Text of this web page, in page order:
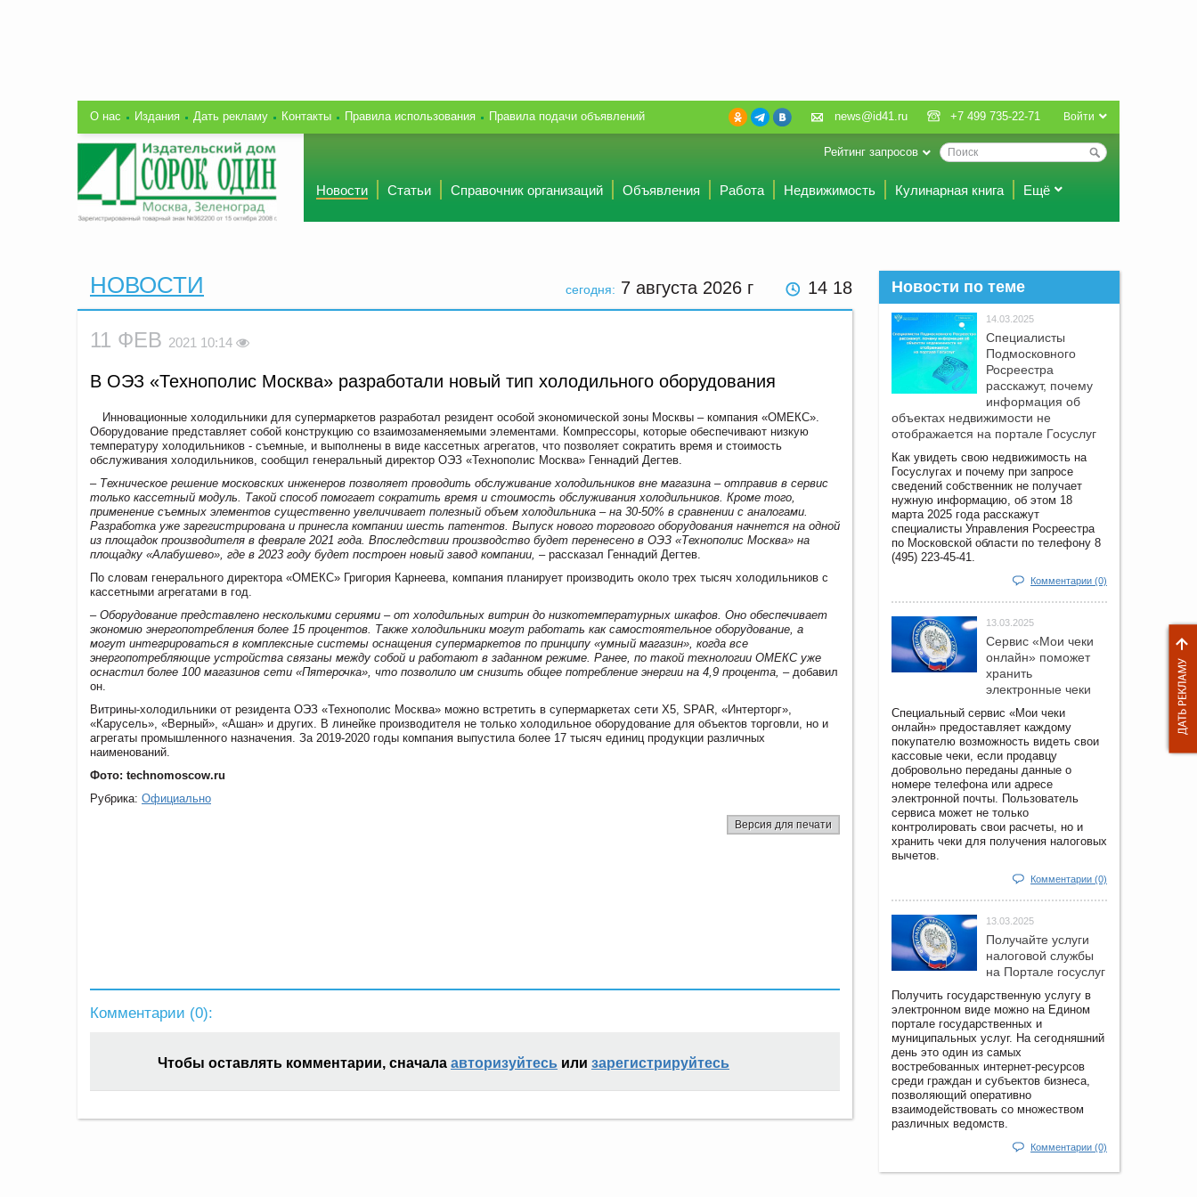
О нас Издания Дать рекламу Контакты Правила использования Правила подачи объявлений Войти
news@id41.ru +7 499 735-22-71
Рейтинг запросов
Новости Статьи Справочник организаций Объявления Работа Недвижимость Кулинарная книга Ещё
сегодня: 7 августа 2026 г 14:18
НОВОСТИ
11 ФЕВ 2021 10:14
В ОЭЗ «Технополис Москва» разработали новый тип холодильного оборудования
Инновационные холодильники для супермаркетов разработал резидент особой экономической зоны Москвы – компания «ОМЕКС».
Оборудование представляет собой конструкцию со взаимозаменяемыми элементами. Компрессоры, которые обеспечивают низкую
температуру холодильников - съемные, и выполнены в виде кассетных агрегатов, что позволяет сократить время и стоимость
обслуживания холодильников, сообщил генеральный директор ОЭЗ «Технополис Москва» Геннадий Дегтев
– Техническое решение московских инженеров позволяет проводить обслуживание холодильников вне магазина – отправив в сервис
только кассетный модуль. Такой способ помогает сократить время и стоимость обслуживания холодильников. Кроме того,
применение съемных элементов существенно увеличивает полезный объем холодильника – на 30-50% в сравнении с аналогами.
Разработка уже зарегистрирована и принесла компании шесть патентов. Выпуск нового торгового оборудования начнется на одной
из площадок производителя в феврале 2021 года. Впоследствии производство будет перенесено в ОЭЗ «Технополис Москва» на
площадку «Алабушево», где в 2023 году будет построен новый завод компании, – рассказал Геннадий Дегтев.
По словам генерального директора «ОМЕКС» Григория Карнеева, компания планирует производить около трех тысяч холодильников с
кассетными агрегатами в год.
– Оборудование представлено несколькими сериями – от холодильных витрин до низкотемпературных шкафов. Оно обеспечивает
экономию энергопотребления более 15 процентов. Также холодильники могут работать как самостоятельное оборудование, а
могут интегрироваться в комплексные системы оснащения супермаркетов по принципу «умный магазин», когда все
энергопотребляющие устройства связаны между собой и работают в заданном режиме. Ранее, по такой технологии ОМЕКС уже
оснастил более 100 магазинов сети «Пятерочка», что позволило им снизить общее потребление энергии на 4,9 процента, – добавил
он.
Витрины-холодильники от резидента ОЭЗ «Технополис Москва» можно встретить в супермаркетах сети X5, SPAR, «Интерторг»,
«Карусель», «Верный», «Ашан» и других. В линейке производителя не только холодильное оборудование для объектов торговли, но и
агрегаты промышленного назначения. За 2019-2020 годы компания выпустила более 17 тысяч единиц продукции различных
наименований.
Фото: technomoscow.ru
Рубрика: Официально
Версия для печати
Комментарии (0):
Чтобы оставлять комментарии, сначала авторизуйтесь или зарегистрируйтесь
Новости по теме
14.03.2025
Специалисты
Подмосковного
Росреестра
расскажут, почему
информация об
объектах недвижимости не
отображается на портале Госуслуг
Как увидеть свою недвижимость на
Госуслугах и почему при запросе
сведений собственник не получает
нужную информацию, об этом 18
марта 2025 года расскажут
специалисты Управления Росреестра
по Московской области по телефону 8
(495) 223-45-41.
Комментарии (0)
13.03.2025
Сервис «Мои чеки
онлайн» поможет
хранить
электронные чеки
Специальный сервис «Мои чеки
онлайн» предоставляет каждому
покупателю возможность видеть свои
кассовые чеки, если продавцу
добровольно переданы данные о
номере телефона или адресе
электронной почты. Пользователь
сервиса может не только
контролировать свои расчеты, но и
хранить чеки для получения налоговых
вычетов.
Комментарии (0)
13.03.2025
Получайте услуги
налоговой службы
на Портале госyслуг
Получить государственную услугу в
электронном виде можно на Едином
портале государственных и
муниципальных услуг. На сегодняшний
день это один из самых
востребованных интернет-ресурсов
среди граждан и субъектов бизнеса,
позволяющий оперативно
взаимодействовать со множеством
различных ведомств.
Комментарии (0)